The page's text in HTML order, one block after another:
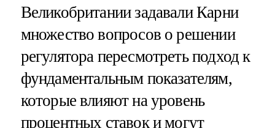
Великобритании задавали Карни
множество вопросов о решении
регулятора пересмотреть подход к
фундаментальным показателям,
которые влияют на уровень
процентных ставок и могут